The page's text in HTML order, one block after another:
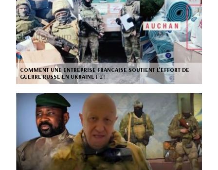
COMMENT UNE ENTREPRISE FRANCAISE SOUTIENT L'EFFORT DE
GUERRE RUSSE EN UKRAINE[12’]